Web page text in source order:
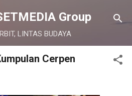
ke konten utamaGroup
LINTAS BUDAYA
Cerpen